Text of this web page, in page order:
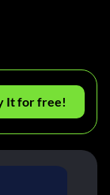
It for free!